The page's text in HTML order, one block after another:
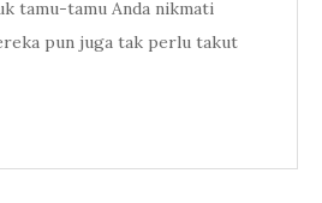
tamu-tamu Anda nikmati
pun juga tak perlu takut